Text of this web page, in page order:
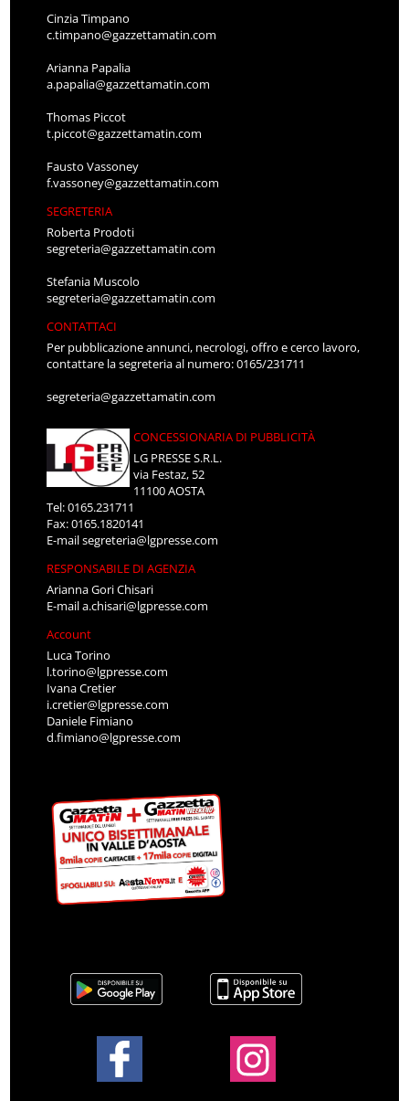
Cinzia Timpano
c.timpano@gazzettamatin.com
Arianna Papalia
a.papalia@gazzettamatin.com
Thomas Piccot
t.piccot@gazzettamatin.com
Fausto Vassoney
f.vassoney@gazzettamatin.com
SEGRETERIA
Roberta Prodoti
segreteria@gazzettamatin.com
Stefania Muscolo
segreteria@gazzettamatin.com
CONTATTACI
Per pubblicazione annunci, necrologi, offro e cerco lavoro,
contattare la segreteria al numero: 0165/231711
segreteria@gazzettamatin.com
CONCESSIONARIA DI PUBBLICITÀ
LG PRESSE S.R.L.
via Festaz, 52
11100 AOSTA
Tel: 0165.231711
Fax: 0165.1820141
E-mailsegreteria@lgpresse.com
RESPONSABILE DI AGENZIA
Arianna Gori Chisari
E-maila.chisari@lgpresse.com
Account
Luca Torino
l.torino@lgpresse.com
Ivana Cretier
i.cretier@lgpresse.com
Daniele Fimiano
d.fimiano@lgpresse.com